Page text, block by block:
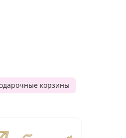
корзины